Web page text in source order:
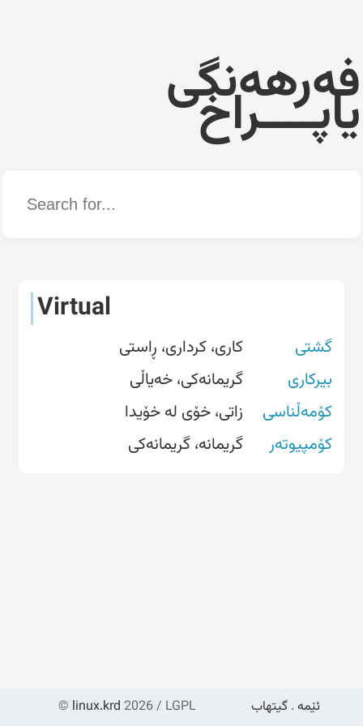
فەرهەنگی
یاپــــراخ
Word
Virtual
گشتی
کاری، کرداری، ڕاستی
بیرکاری
گریمانەکی، خەیاڵی
کۆمەڵناسی
زاتی، خۆی لە خۆیدا
کۆمپیوتەر
گریمانه‌، گریمانه‌کی
© linux.krd 2026 / LGPL ئێمە . گیتهاب